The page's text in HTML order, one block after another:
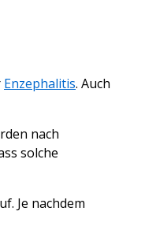
Enzephalitis. Auch
nach
solche
Je nachdem